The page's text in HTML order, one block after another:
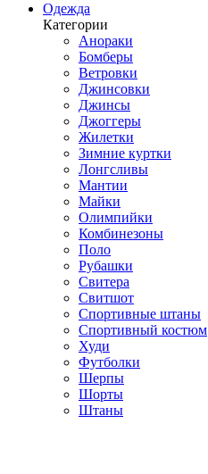
Одежда
Категории
Анораки
Бомберы
Ветровки
Джинсовки
Джинсы
Джоггеры
Жилетки
Зимние куртки
Лонгсливы
Мантии
Майки
Олимпийки
Комбинезоны
Поло
Рубашки
Свитера
Свитшот
Спортивные штаны
Спортивный костюм
Худи
Футболки
Шерпы
Шорты
Штаны